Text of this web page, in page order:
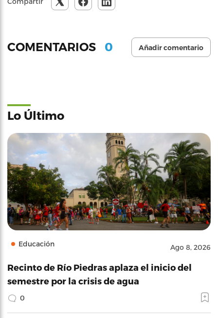
COMENTARIOS 0 Añadir comentario
Lo Último
Educación Ago 8, 2026
Recinto de Río Piedras aplaza el inicio del
semestre por la crisis de agua
0